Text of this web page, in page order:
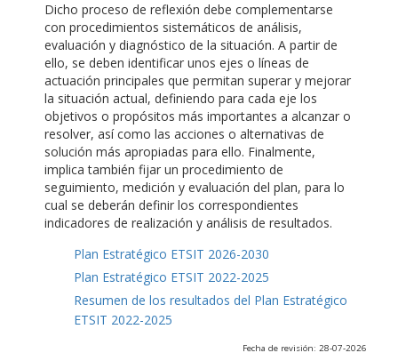
Dicho proceso de reflexión debe complementarse
con procedimientos sistemáticos de análisis,
evaluación y diagnóstico de la situación. A partir de
ello, se deben identificar unos ejes o líneas de
actuación principales que permitan superar y mejorar
la situación actual, definiendo para cada eje los
objetivos o propósitos más importantes a alcanzar o
resolver, así como las acciones o alternativas de
solución más apropiadas para ello. Finalmente,
implica también fijar un procedimiento de
seguimiento, medición y evaluación del plan, para lo
cual se deberán definir los correspondientes
indicadores de realización y análisis de resultados.
Plan Estratégico ETSIT 2026-2030
Plan Estratégico ETSIT 2022-2025
Resumen de los resultados del Plan Estratégico
ETSIT 2022-2025
Fecha de revisión: 28-07-2026